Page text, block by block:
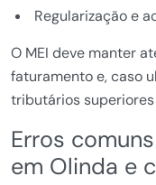
Regularização e
O MEI deve manter
faturamento e, caso
tributários
Erros
em Olinda e